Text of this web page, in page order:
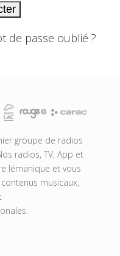
de passe oublié ?
groupe de radios
radios, TV, App et
lémanique et vous
musicaux,